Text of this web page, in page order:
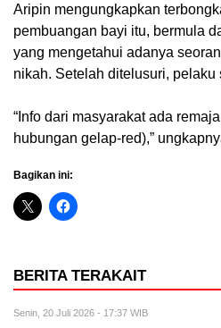
Aripin mengungkapkan
pembuangan bayi itu, bermula
yang mengetahui adanya
nikah. Setelah ditelusuri, pelaku
“Info dari masyarakat ada
hubungan gelap-red),”
Bagikan ini:
BERITA TERAKAIT
Senin, 20 Juli 2026 - 17:37 WIB